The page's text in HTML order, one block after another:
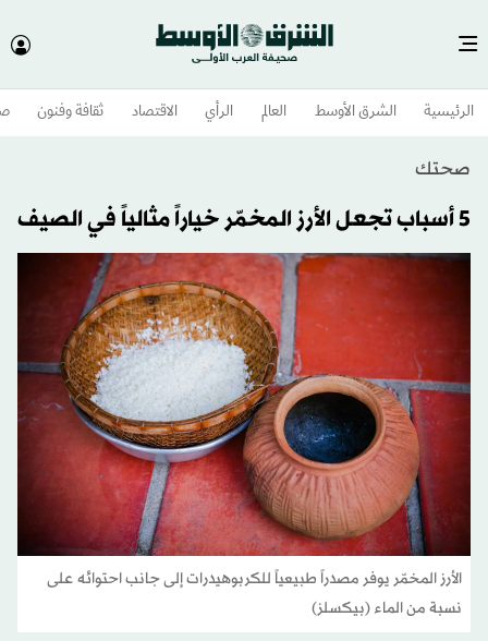
الرئيسية الشرق الأوسط​ العالم الرأي الاقتصاد ثقافة وفنون
صحتك
5 أسباب تجعل الأرز المخمّر خياراً مثالياً في الصيف
الأرز المخمّر يوفر مصدراً طبيعياً للكربوهيدرات إلى جانب احتوائه على
نسبة من الماء (بيكسلز)